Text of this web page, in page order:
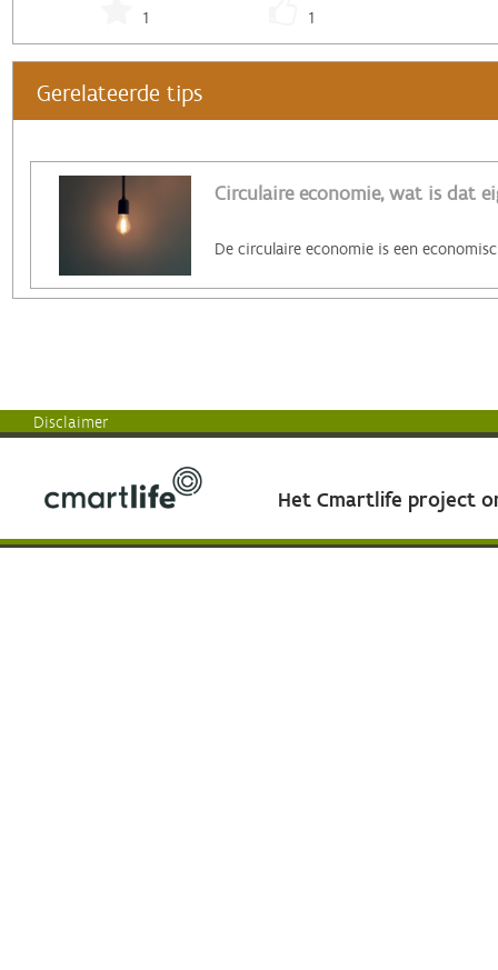
1 1
Gerelateerde tips
Circulaire economie, wat is dat
Disclaimer
Het Cmartlife project